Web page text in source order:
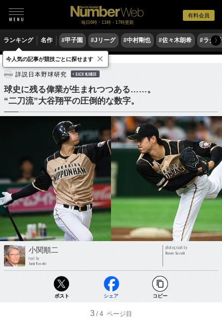
有料会員
毎日6時・11時・17時更新
ランキング 名作 #甲子園 #Jリーグ #中村剛也 #佐々木朗希 #ラグ〉
野球 プロ野球
詳説日本野球研究 BACK NUMBER
球史に残る偉業が生まれつつある……。
“二刀流”大谷翔平の圧倒的な数字。
小関順二
text by
Junji Koseki
photograph by
Nanae Suzuki
ポスト シェア コピー
3 /4 ページ目
今人気の記事が競技ごとに探せます ×